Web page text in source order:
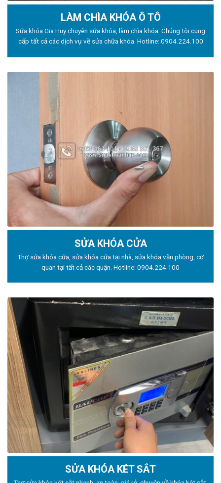
LÀM CHÌA KHÓA Ô TÔ
Sửa khóa Gia Huy chuyên sửa khóa, làm chìa khóa. Chúng tôi cung
cấp tất cả các dịch vụ về sửa chữa khóa. Hotline: 0904.224.100
SỬA KHÓA CỬA
Thợ sửa khóa cửa, sửa khóa cửa tại nhà, sửa khóa văn phòng, cơ
quan tại tất cả các quận. Hotline: 0904.224.100
SỬA KHÓA KÉT SẮT